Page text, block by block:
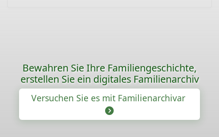
Bewahren Sie Ihre Familiengeschichte,
erstellen Sie ein digitales Familienarchiv
Versuchen Sie es mit Familienarchivar